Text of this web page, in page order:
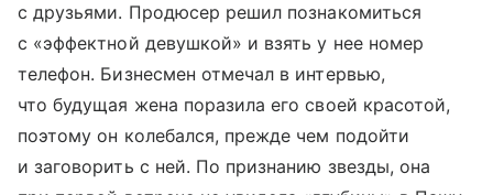
с друзьями. Продюсер решил познакомиться
с «эффектной девушкой» и взять у нее номер
телефон. Бизнесмен отмечал в интервью,
что будущая жена поразила его своей красотой,
поэтому он колебался, прежде чем подойти
и заговорить с ней. По признанию звезды, она